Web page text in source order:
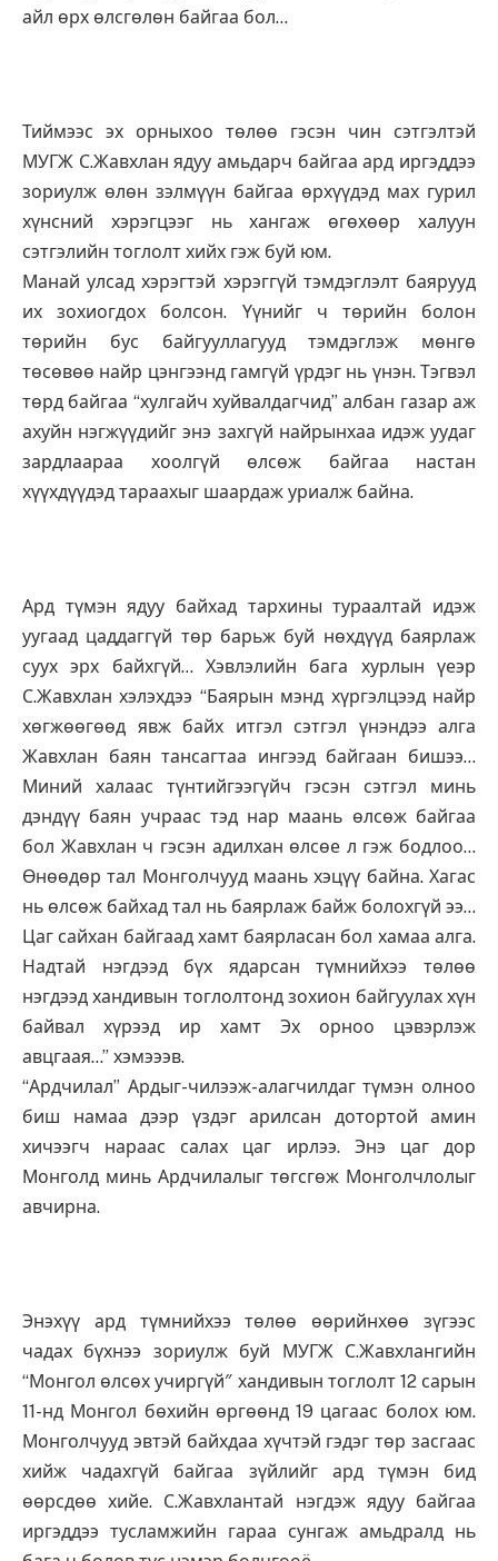
айл өрх өлсгөлөн байгаа бол…
Тиймээс эх орныхоо төлөө гэсэн чин сэтгэлтэй
МУГЖ С.Жавхлан ядуу амьдарч байгаа ард иргэддээ
зориулж өлөн зэлмүүн байгаа өрхүүдэд мах гурил
хүнсний хэрэгцээг нь хангаж өгөхөөр халуун
сэтгэлийн тоглолт хийх гэж буй юм.
Манай улсад хэрэгтэй хэрэггүй тэмдэглэлт баярууд
их зохиогдох болсон. Үүнийг ч төрийн болон
төрийн бус байгууллагууд тэмдэглэж мөнгө
төсөвөө найр цэнгээнд гамгүй үрдэг нь үнэн. Тэгвэл
төрд байгаа “хулгайч хуйвалдагчид” албан газар аж
ахуйн нэгжүүдийг энэ захгүй найрынхаа идэж уудаг
зардлаараа хоолгүй өлсөж байгаа настан
хүүхдүүдэд тараахыг шаардаж уриалж байна.
Ард түмэн ядуу байхад тархины тураалтай идэж
уугаад цаддаггүй төр барьж буй нөхдүүд баярлаж
суух эрх байхгүй… Хэвлэлийн бага хурлын үеэр
С.Жавхлан хэлэхдээ “Баярын мэнд хүргэлцээд найр
хөгжөөгөөд явж байх итгэл сэтгэл үнэндээ алга
Жавхлан баян тансагтаа ингээд байгаан бишээ…
Миний халаас түнтийгээгүйч гэсэн сэтгэл минь
дэндүү баян учраас тэд нар маань өлсөж байгаа
бол Жавхлан ч гэсэн адилхан өлсөе л гэж бодлоо…
Өнөөдөр тал Монголчууд маань хэцүү байна. Хагас
нь өлсөж байхад тал нь баярлаж байж болохгүй ээ…
Цаг сайхан байгаад хамт баярласан бол хамаа алга.
Надтай нэгдээд бүх ядарсан түмнийхээ төлөө
нэгдээд хандивын тоглолтонд зохион байгуулах хүн
байвал хүрээд ир хамт Эх орноо цэвэрлэж
авцгаая…” хэмэээв.
“Ардчилал” Ардыг-чилээж-алагчилдаг түмэн олноо
биш намаа дээр үздэг арилсан дотортой амин
хичээгч нараас салах цаг ирлээ. Энэ цаг дор
Монголд минь Ардчилалыг төгсгөж Монголчлолыг
авчирна.
Энэхүү ард түмнийхээ төлөө өөрийнхөө зүгээс
чадах бүхнээ зориулж буй МУГЖ С.Жавхлангийн
“Монгол өлсөх учиргүй″ хандивын тоглолт 12 сарын
11-нд Монгол бөхийн өргөөнд 19 цагаас болох юм.
Монголчууд эвтэй байхдаа хүчтэй гэдэг төр засгаас
хийж чадахгүй байгаа зүйлийг ард түмэн бид
өөрсдөө хийе. С.Жавхлантай нэгдэж ядуу байгаа
иргэддээ тусламжийн гараа сунгаж амьдралд нь